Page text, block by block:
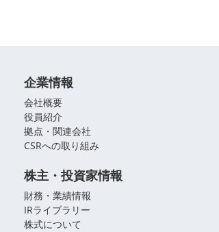
企業情報
会社概要
役員紹介
拠点・関連会社
CSRへの取り組み
株主・投資家情報
財務・業績情報
IRライブラリー
株式について